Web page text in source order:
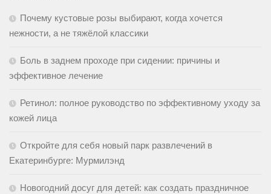
Почему кустовые розы выбирают, когда хочется
нежности, а не тяжёлой классики
Боль в заднем проходе при сидении: причины и
эффективное лечение
Ретинол: полное руководство по эффективному уходу за
кожей лица
Откройте для себя новый парк развлечений в
Екатеринбурге: Мурмилэнд
Новогодний досуг для детей: как создать праздничное